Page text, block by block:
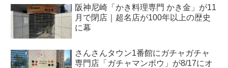
阪神尼崎「かき料理専門 かき金」が11
月で閉店｜超名店が100年以上の歴史
に幕
さんさんタウン1番館にガチャガチャ
専門店「ガチャマンボウ」が8/17にオ